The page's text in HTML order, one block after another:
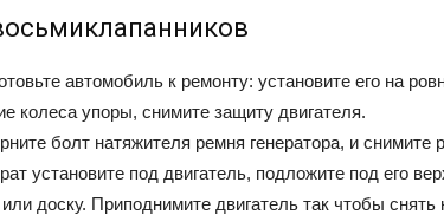
автомобиль к ремонту: установите его на
колеса упоры, снимите защиту двигателя.
болт натяжителя ремня генератора, и снимите
установите под двигатель, подложите под его
доску. Приподнимите двигатель так чтобы снять